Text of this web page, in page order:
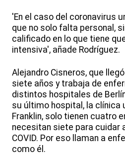
'En el caso del coronavirus
que no solo falta personal,
calificado en lo que tiene
intensiva', añade Rodríguez.
Alejandro Cisneros, que
siete años y trabaja de
distintos hospitales de
su último hospital, la clínica
Franklin, solo tienen cuatro
necesitan siete para cuidar
COVID. Por eso llaman a
como él.